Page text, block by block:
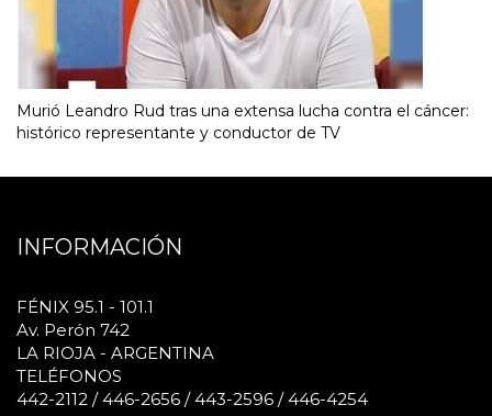
Murió Leandro Rud tras una extensa lucha contra el cáncer:
histórico representante y conductor de TV
INFORMACIÓN
FÉNIX 95.1 - 101.1
Av. Perón 742
LA RIOJA - ARGENTINA
TELÉFONOS
442-2112 / 446-2656 / 443-2596 / 446-4254